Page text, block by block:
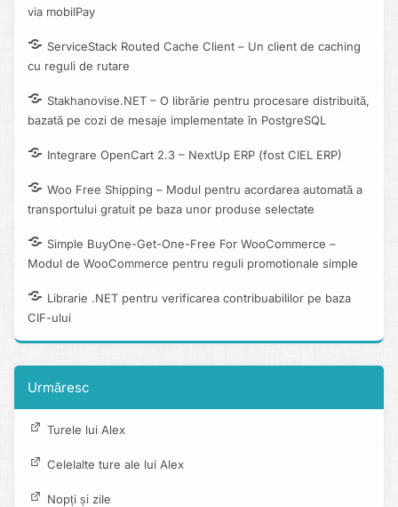
via mobilPay
ServiceStack Routed Cache Client – Un client de caching
cu reguli de rutare
Stakhanovise.NET – O librărie pentru procesare distribuită,
bazată pe cozi de mesaje implementate în PostgreSQL
Integrare OpenCart 2.3 – NextUp ERP (fost CIEL ERP)
Woo Free Shipping – Modul pentru acordarea automată a
transportului gratuit pe baza unor produse selectate
Simple BuyOne-Get-One-Free For WooCommerce –
Modul de WooCommerce pentru reguli promotionale simple
Librarie .NET pentru verificarea contribuabililor pe baza
CIF-ului
Urmăresc
Turele lui Alex
Celelalte ture ale lui Alex
Nopți și zile